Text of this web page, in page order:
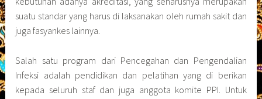
suatu standar yang harus di laksanakan oleh rumah sakit dan
juga fasyankes lainnya.
Salah satu program dari Pencegahan dan Pengendalian
Infeksi adalah pendidikan dan pelatihan yang di berikan
kepada seluruh staf dan juga anggota komite PPI. Untuk